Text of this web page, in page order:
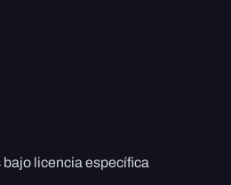
licencia específica